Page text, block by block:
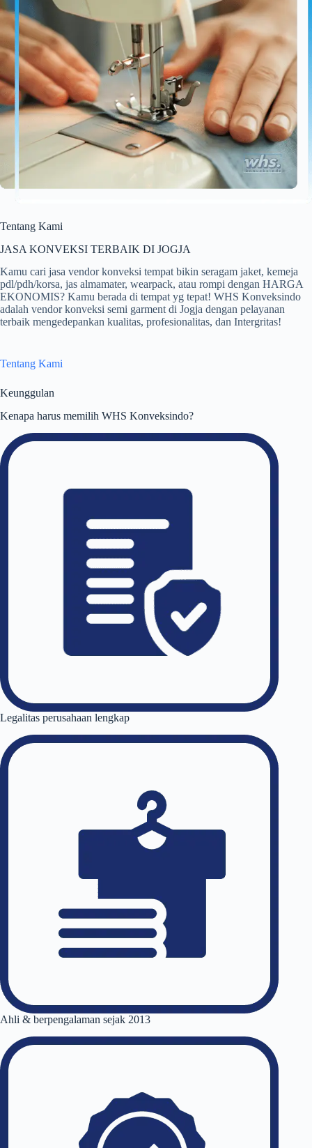
Tentang Kami
JASA KONVEKSI TERBAIK DI JOGJA
Kamu cari jasa vendor konveksi tempat bikin seragam jaket, kemeja
pdl/pdh/korsa, jas almamater, wearpack, atau rompi dengan HARGA
EKONOMIS? Kamu berada di tempat yg tepat! WHS Konveksindo
adalah vendor konveksi semi garment di Jogja dengan pelayanan
terbaik mengedepankan kualitas, profesionalitas, dan Intergritas!
Tentang Kami
Keunggulan
Kenapa harus memilih WHS Konveksindo?
Legalitas perusahaan lengkap
Ahli & berpengalaman sejak 2013